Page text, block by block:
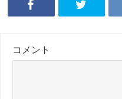
コメント